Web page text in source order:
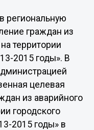
региональную
граждан из
территории
2015 годы». В
целевая
из аварийного
городского
2015 годы» в